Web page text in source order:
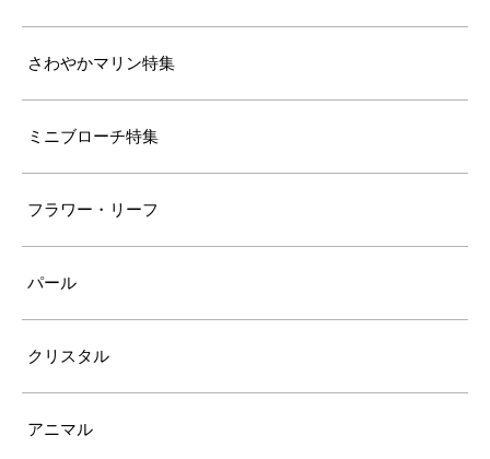
さわやかマリン特集
ミニブローチ特集
フラワー・リーフ
パール
クリスタル
アニマル